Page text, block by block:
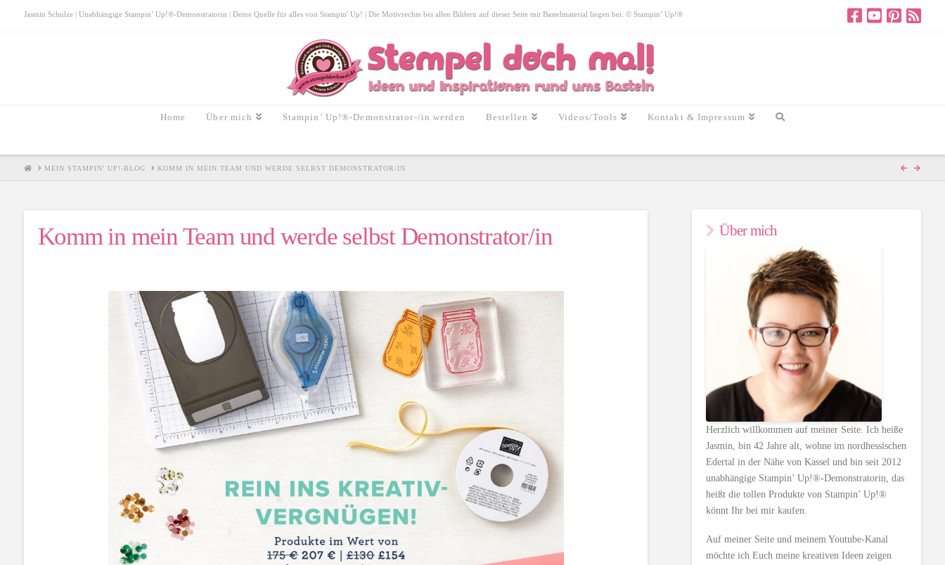
Jasmin Schulze | Unabhängige Stampin’ Up!®-Demonstratorin | Deine Quelle für alles von Stampin' Up! | Die Motivrechte bei allen Bildern auf dieser Seite mit Bastelmaterial liegen bei: © Stampin’ Up!®
Home Über mich Stampin’ Up!®-Demonstrator-/in werden Bestellen Videos/Tools Kontakt & Impressum
HOMEMEIN STAMPIN' UP!-BLOG KOMM IN MEIN TEAM UND WERDE SELBST DEMONSTRATOR/IN
Komm in mein Team und werde selbst Demonstrator/in Über mich
Herzlich willkommen auf meiner Seite. Ich heiße
Jasmin, bin 42 Jahre alt, wohne im nordhessischen
Edertal in der Nähe von Kassel und bin seit 2012
unabhängige Stampin’ Up!®-Demonstratorin, das
heißt die tollen Produkte von Stampin’ Up!®
könnt Ihr bei mir kaufen.
Auf meiner Seite und meinem Youtube-Kanal
möchte ich Euch meine kreativen Ideen zeigen